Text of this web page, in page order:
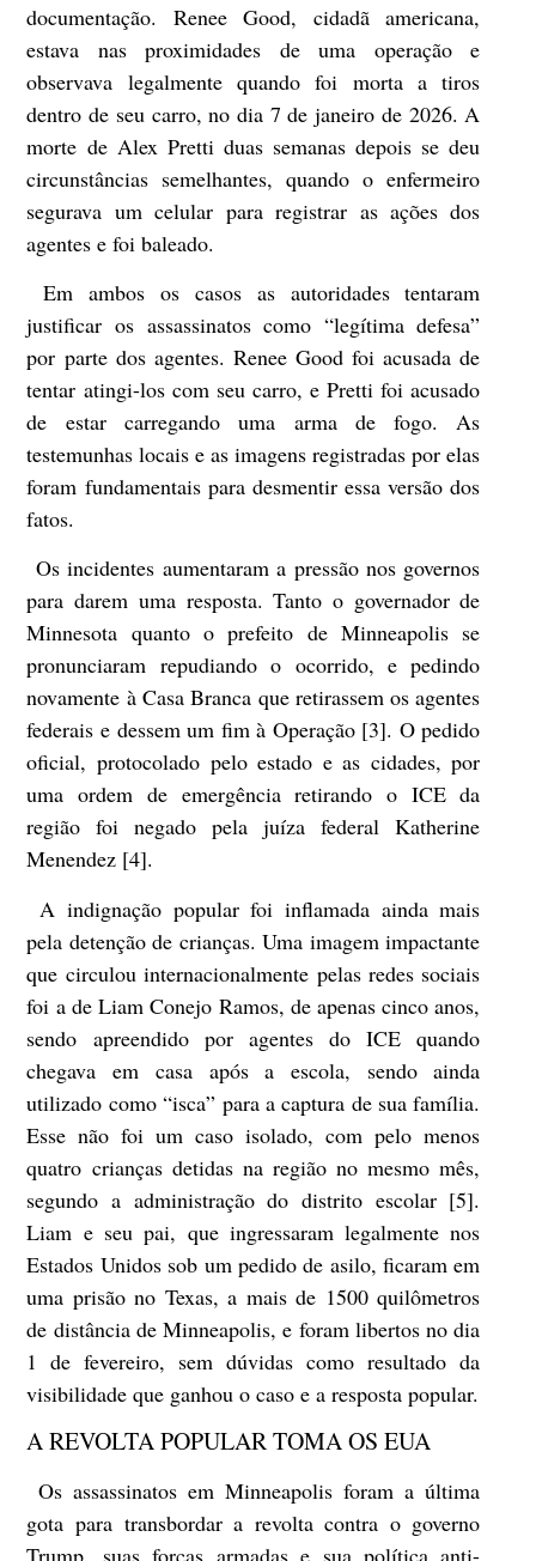
documentação. Renee Good, cidadã americana,
estava nas proximidades de uma operação e
observava legalmente quando foi morta a tiros
dentro de seu carro, no dia 7 de janeiro de 2026. A
morte de Alex Pretti duas semanas depois se deu
circunstâncias semelhantes, quando o enfermeiro
segurava um celular para registrar as ações dos
agentes e foi baleado.
Em ambos os casos as autoridades tentaram
justificar os assassinatos como “legítima defesa”
por parte dos agentes. Renee Good foi acusada de
tentar atingi-los com seu carro, e Pretti foi acusado
de estar carregando uma arma de fogo. As
testemunhas locais e as imagens registradas por elas
foram fundamentais para desmentir essa versão dos
fatos.
Os incidentes aumentaram a pressão nos governos
para darem uma resposta. Tanto o governador de
Minnesota quanto o prefeito de Minneapolis se
pronunciaram repudiando o ocorrido, e pedindo
novamente à Casa Branca que retirassem os agentes
federais e dessem um fim à Operação [3]. O pedido
oficial, protocolado pelo estado e as cidades, por
uma ordem de emergência retirando o ICE da
região foi negado pela juíza federal Katherine
Menendez [4].
A indignação popular foi inflamada ainda mais
pela detenção de crianças. Uma imagem impactante
que circulou internacionalmente pelas redes sociais
foi a de Liam Conejo Ramos, de apenas cinco anos,
sendo apreendido por agentes do ICE quando
chegava em casa após a escola, sendo ainda
utilizado como “isca” para a captura de sua família.
Esse não foi um caso isolado, com pelo menos
quatro crianças detidas na região no mesmo mês,
segundo a administração do distrito escolar [5].
Liam e seu pai, que ingressaram legalmente nos
Estados Unidos sob um pedido de asilo, ficaram em
uma prisão no Texas, a mais de 1500 quilômetros
de distância de Minneapolis, e foram libertos no dia
1 de fevereiro, sem dúvidas como resultado da
visibilidade que ganhou o caso e a resposta popular.
A REVOLTA POPULAR TOMA OS EUA
Os assassinatos em Minneapolis foram a última
gota para transbordar a revolta contra o governo
Trump, suas forças armadas e sua política anti-